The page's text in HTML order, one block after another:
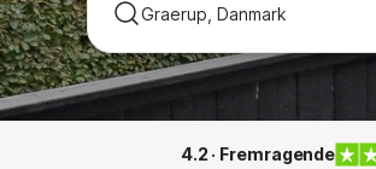
4.2 · Fremragende